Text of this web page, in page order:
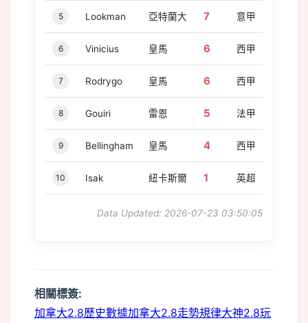
5 Lookman 亞特蘭大 7 意甲
6 Vinicius 皇馬 6 西甲
7 Rodrygo 皇馬 6 西甲
8 Gouiri 雷恩 5 法甲
9 Bellingham 皇馬 4 西甲
10 Isak 紐卡斯爾 1 英超
Data Updated: 2026-07-23 03:50:05
相關標簽:
加拿大2.8歷史數據加拿大2.8走勢規律大神2.8玩